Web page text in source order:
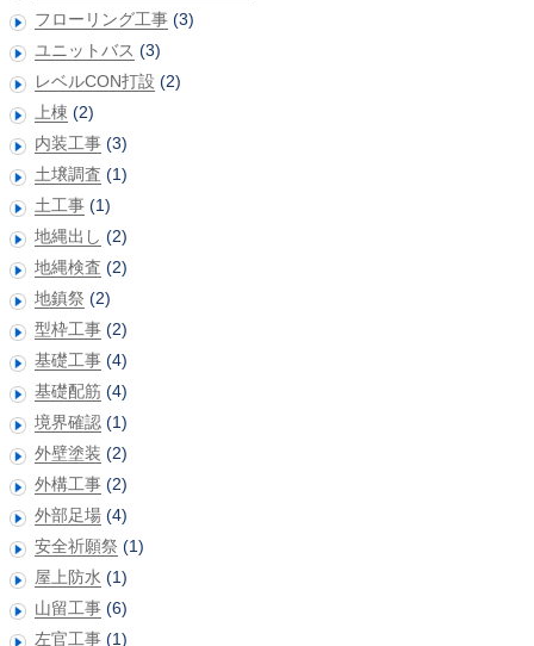
フローリング工事 (3)
ユニットバス (3)
レベルCON打設 (2)
上棟 (2)
内装工事 (3)
土壌調査 (1)
土工事 (1)
地縄出し (2)
地縄検査 (2)
地鎮祭 (2)
型枠工事 (2)
基礎工事 (4)
基礎配筋 (4)
境界確認 (1)
外壁塗装 (2)
外構工事 (2)
外部足場 (4)
安全祈願祭 (1)
屋上防水 (1)
山留工事 (6)
左官工事 (1)